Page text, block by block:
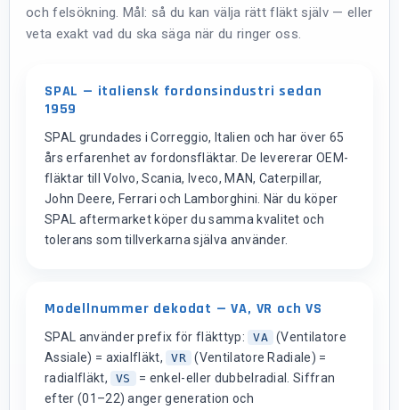
och felsökning. Mål: så du kan välja rätt fläkt själv — eller
veta exakt vad du ska säga när du ringer oss.
SPAL — italiensk fordonsindustri sedan
1959
SPAL grundades i Correggio, Italien och har över 65
års erfarenhet av fordonsfläktar. De levererar OEM-
fläktar till Volvo, Scania, Iveco, MAN, Caterpillar,
John Deere, Ferrari och Lamborghini. När du köper
SPAL aftermarket köper du samma kvalitet och
tolerans som tillverkarna själva använder.
Modellnummer dekodat — VA, VR och VS
SPAL använder prefix för fläkttyp: VA
(Ventilatore
Assiale) = axialfläkt,
VR (Ventilatore Radiale) =
radialfläkt,
VS
= enkel-eller dubbelradial. Siffran
efter (01–22) anger generation och